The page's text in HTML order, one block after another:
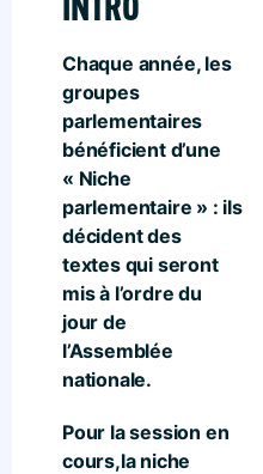
Chaque année, les
groupes
parlementaires
bénéficient d’une
« Niche
parlementaire » : ils
décident des
textes qui seront
mis à l’ordre du
jour de
l’Assemblée
nationale.
Pour la session en
cours,la niche